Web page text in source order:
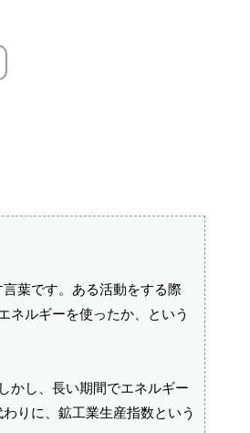
葉です。ある活動をする際
ネルギーを使ったか、という
かし、長い期間でエネルギー
りに、鉱工業生産指数という